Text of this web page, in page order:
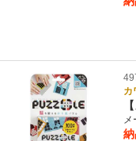
カ
メ